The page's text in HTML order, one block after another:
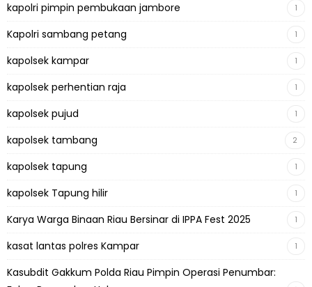
kapolri pimpin pembukaan jambore 1
Kapolri sambang petang 1
kapolsek kampar 1
kapolsek perhentian raja 1
kapolsek pujud 1
kapolsek tambang 2
kapolsek tapung 1
kapolsek Tapung hilir 1
Karya Warga Binaan Riau Bersinar di IPPA Fest 2025 1
kasat lantas polres Kampar 1
Kasubdit Gakkum Polda Riau Pimpin Operasi Penumbar: